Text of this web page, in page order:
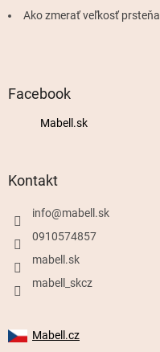
Ako zmerať veľkosť prsteňa
Facebook
Mabell.sk
Kontakt
info@mabell.sk
0910574857
mabell.sk
mabell_skcz
Mabell.cz